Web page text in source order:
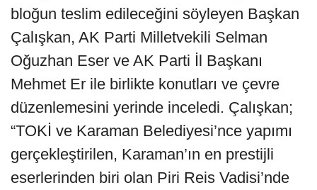
bloğun teslim edileceğini söyleyen Başkan
Çalışkan, AK Parti Milletvekili Selman
Oğuzhan Eser ve AK Parti İl Başkanı
Mehmet Er ile birlikte konutları ve çevre
düzenlemesini yerinde inceledi. Çalışkan;
“TOKİ ve Karaman Belediyesi’nce yapımı
gerçekleştirilen, Karaman’ın en prestijli
eserlerinden biri olan Piri Reis Vadisi’nde